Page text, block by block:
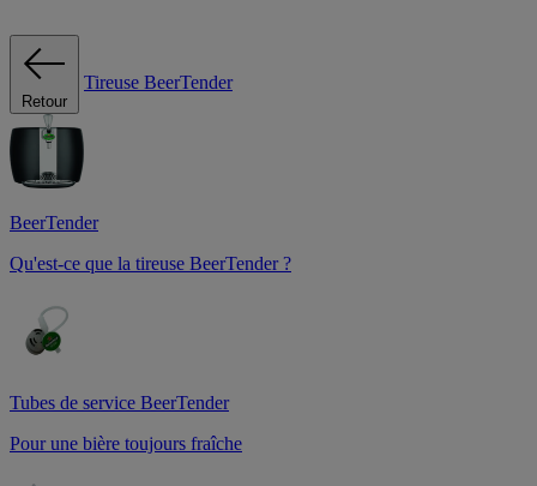
Retour
Tireuse BeerTender
BeerTender
Qu'est-ce que la tireuse BeerTender ?
Tubes de service BeerTender
Pour une bière toujours fraîche